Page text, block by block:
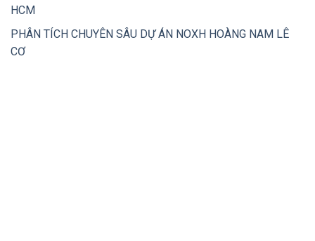
HCM
PHÂN TÍCH CHUYÊN SÂU DỰ ÁN NOXH HOÀNG NAM LÊ
CƠ